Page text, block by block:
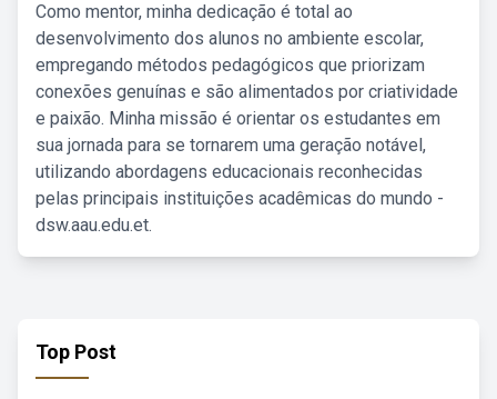
Como mentor, minha dedicação é total ao
desenvolvimento dos alunos no ambiente escolar,
empregando métodos pedagógicos que priorizam
conexões genuínas e são alimentados por criatividade
e paixão. Minha missão é orientar os estudantes em
sua jornada para se tornarem uma geração notável,
utilizando abordagens educacionais reconhecidas
pelas principais instituições acadêmicas do mundo -
dsw.aau.edu.et.
Top Post